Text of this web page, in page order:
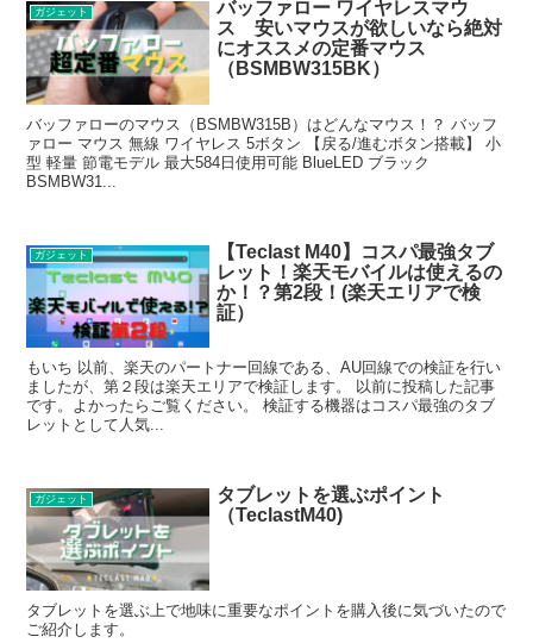
ガジェット
バッファロー ワイヤレスマウ
ス 安いマウスが欲しいなら絶対
にオススメの定番マウス
（BSMBW315BK）
バッファローのマウス（BSMBW315B）はどんなマウス！？ バッフ
ァロー マウス 無線 ワイヤレス 5ボタン 【戻る/進むボタン搭載】 小
型 軽量 節電モデル 最大584日使用可能 BlueLED ブラック
BSMBW31...
ガジェット
【Teclast M40】コスパ最強タブ
レット！楽天モバイルは使えるの
か！？第2段！(楽天エリアで検
証）
もいち 以前、楽天のパートナー回線である、AU回線での検証を行い
ましたが、第２段は楽天エリアで検証します。 以前に投稿した記事
です。よかったらご覧ください。 検証する機器はコスパ最強のタブ
レットとして人気...
ガジェット
タブレットを選ぶポイント
（TeclastM40)
タブレットを選ぶ上で地味に重要なポイントを購入後に気づいたので
ご紹介します。